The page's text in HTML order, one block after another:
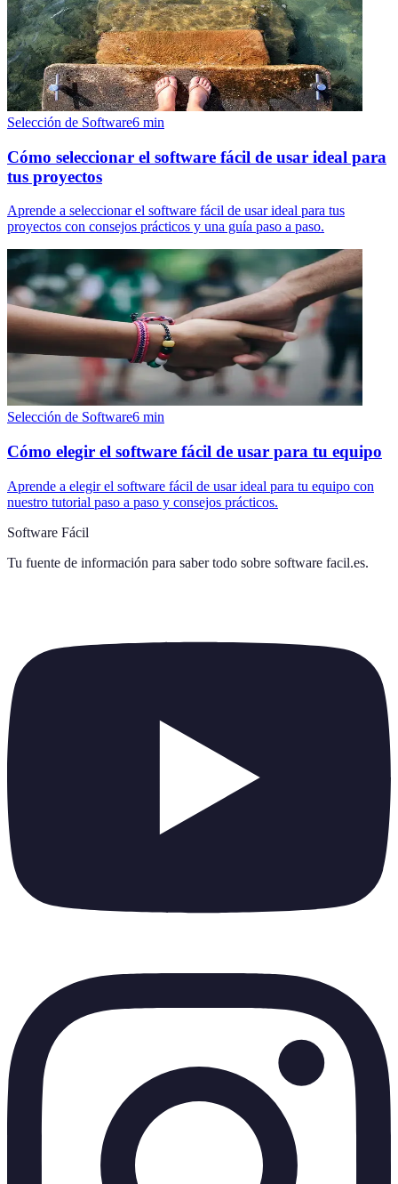
Selección de Software6 min
Cómo seleccionar el software fácil de usar ideal para
tus proyectos
Aprende a seleccionar el software fácil de usar ideal para tus
proyectos con consejos prácticos y una guía paso a paso.
Selección de Software6 min
Cómo elegir el software fácil de usar para tu equipo
Aprende a elegir el software fácil de usar ideal para tu equipo con
nuestro tutorial paso a paso y consejos prácticos.
Software Fácil
Tu fuente de información para saber todo sobre software facil.es.